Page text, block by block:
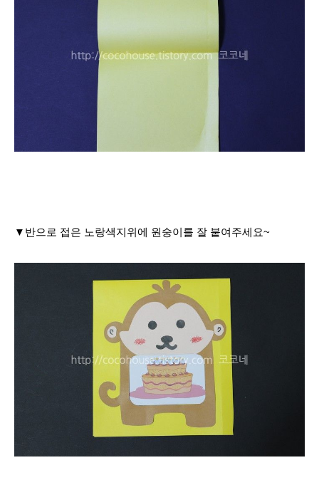
▼반으로 접은 노랑색지위에 원숭이를 잘 붙여주세요~